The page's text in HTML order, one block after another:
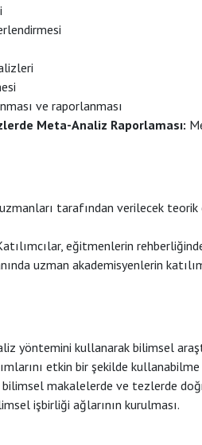
ve raporlanması
Meta-Analiz Raporlaması:
tarafından verilecek
eğitmenlerin
uzman akademisyenlerin
yöntemini kullanarak bilimsel
etkin bir şekilde
bilimsel makalelerde ve tezlerde
işbirliği ağlarının kurulması.